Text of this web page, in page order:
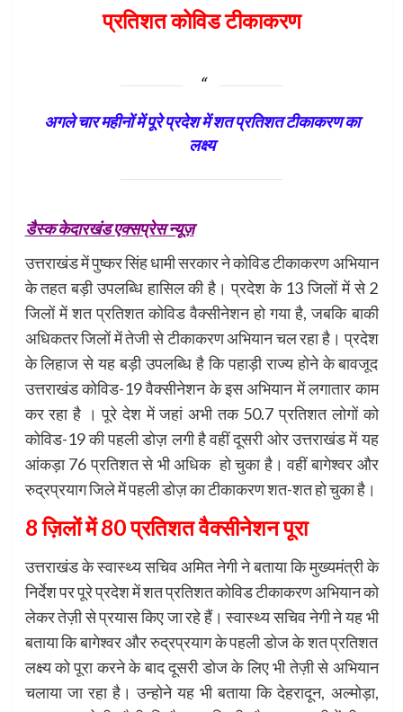
प्रतिशत कोविड टीकाकरण
अगले चार महीनों में पूरे प्रदेश में शत प्रतिशत टीकाकरण का
लक्ष्य
डैस्क केदारखंड एक्सप्रेस न्यूज़
उत्तराखंड में पुष्कर सिंह धामी सरकार ने कोविड टीकाकरण अभियान
के तहत बड़ी उपलब्धि हासिल की है। प्रदेश के 13 जिलों में से 2
जिलों में शत प्रतिशत कोविड वैक्सीनेशन हो गया है, जबकि बाकी
अधिकतर जिलों में तेजी से टीकाकरण अभियान चल रहा है। प्रदेश
के लिहाज से यह बड़ी उपलब्धि है कि पहाड़ी राज्य होने के बावजूद
उत्तराखंड कोविड-19 वैक्सीनेशन के इस अभियान में लगातार काम
कर रहा है । पूरे देश में जहां अभी तक 50.7 प्रतिशत लोगों को
कोविड-19 की पहली डोज़ लगी है वहीं दूसरी ओर उत्तराखंड में यह
आंकड़ा 76 प्रतिशत से भी अधिक हो चुका है। वहीं बागेश्वर और
रुद्रप्रयाग जिले में पहली डोज़ का टीकाकरण शत-शत हो चुका है।
8 ज़िलों में 80 प्रतिशत वैक्सीनेशन पूरा
उत्तराखंड के स्वास्थ्य सचिव अमित नेगी ने बताया कि मुख्यमंत्री के
निर्देश पर पूरे प्रदेश में शत प्रतिशत कोविड टीकाकरण अभियान को
लेकर तेज़ी से प्रयास किए जा रहे हैं। स्वास्थ्य सचिव नेगी ने यह भी
बताया कि बागेश्वर और रुद्रप्रयाग के पहली डोज के शत प्रतिशत
लक्ष्य को पूरा करने के बाद दूसरी डोज के लिए भी तेज़ी से अभियान
चलाया जा रहा है। उन्होने यह भी बताया कि देहरादून, अल्मोड़ा,